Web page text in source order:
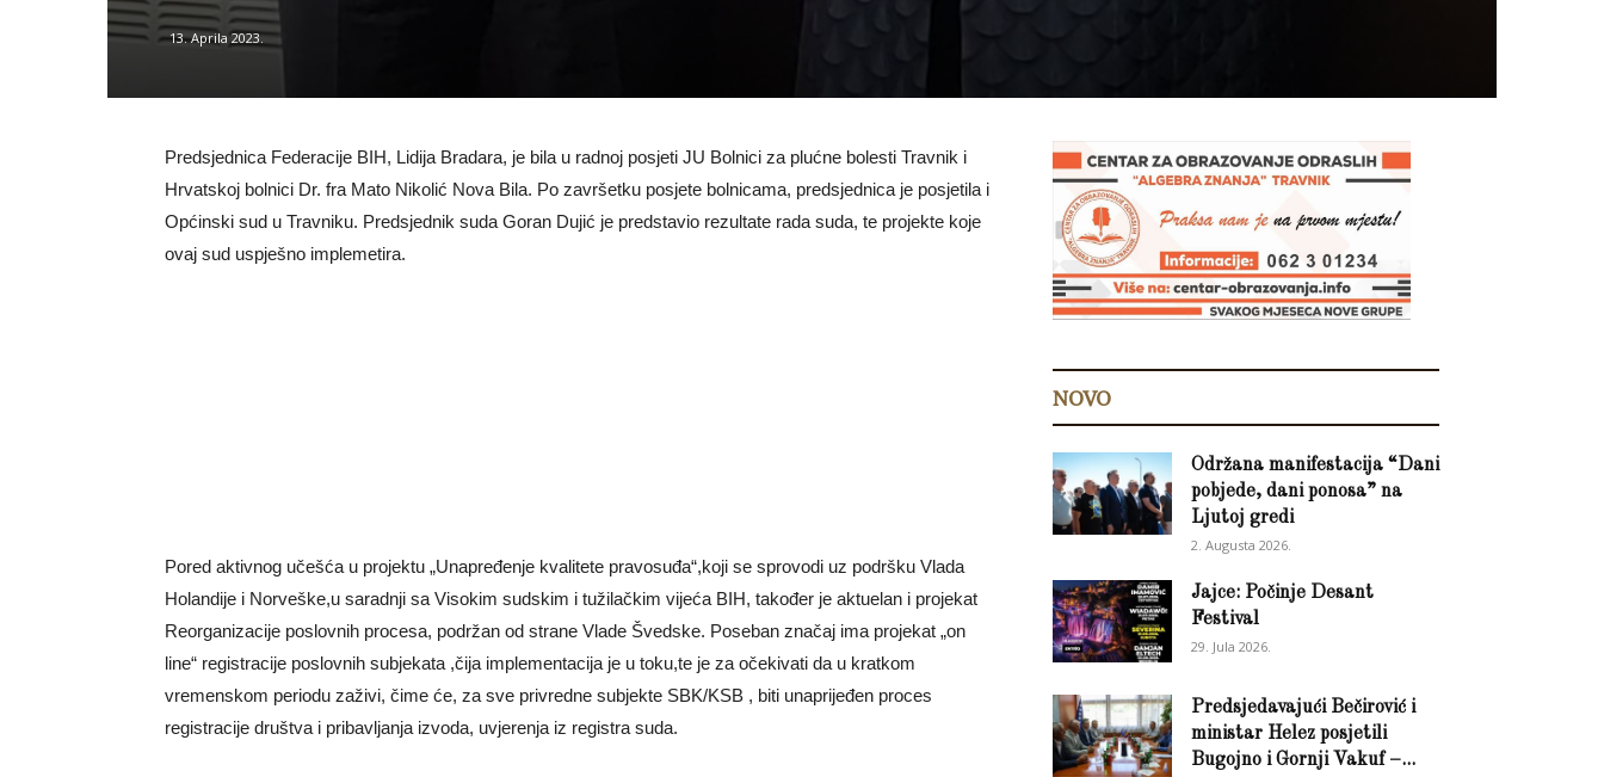
13. Aprila 2023.
Predsjednica Federacije BIH, Lidija Bradara, je bila u radnoj posjeti JU Bolnici za plućne bolesti Travnik i
Hrvatskoj bolnici Dr. fra Mato Nikolić Nova Bila. Po završetku posjete bolnicama, predsjednica je posjetila i
Općinski sud u Travniku. Predsjednik suda Goran Dujić je predstavio rezultate rada suda, te projekte koje
ovaj sud uspješno implemetira.
Pored aktivnog učešća u projektu „Unapređenje kvalitete pravosuđa“,koji se sprovodi uz podršku Vlada
Holandije i Norveške,u saradnji sa Visokim sudskim i tužilačkim vijeća BIH, također je aktuelan i projekat
Reorganizacije poslovnih procesa, podržan od strane Vlade Švedske. Poseban značaj ima projekat „on
line“ registracije poslovnih subjekata ,čija implementacija je u toku,te je za očekivati da u kratkom
vremenskom periodu zaživi, čime će, za sve privredne subjekte SBK/KSB , biti unaprijeđen proces
registracije društva i pribavljanja izvoda, uvjerenja iz registra suda.
NOVO
Održana manifestacija “Dani
pobjede, dani ponosa” na
Ljutoj gredi
2. Augusta 2026.
Jajce: Počinje Desant
Festival
29. Jula 2026.
Predsjedavajući Bečirović i
ministar Helez posjetili
Bugojno i Gornji Vakuf –...